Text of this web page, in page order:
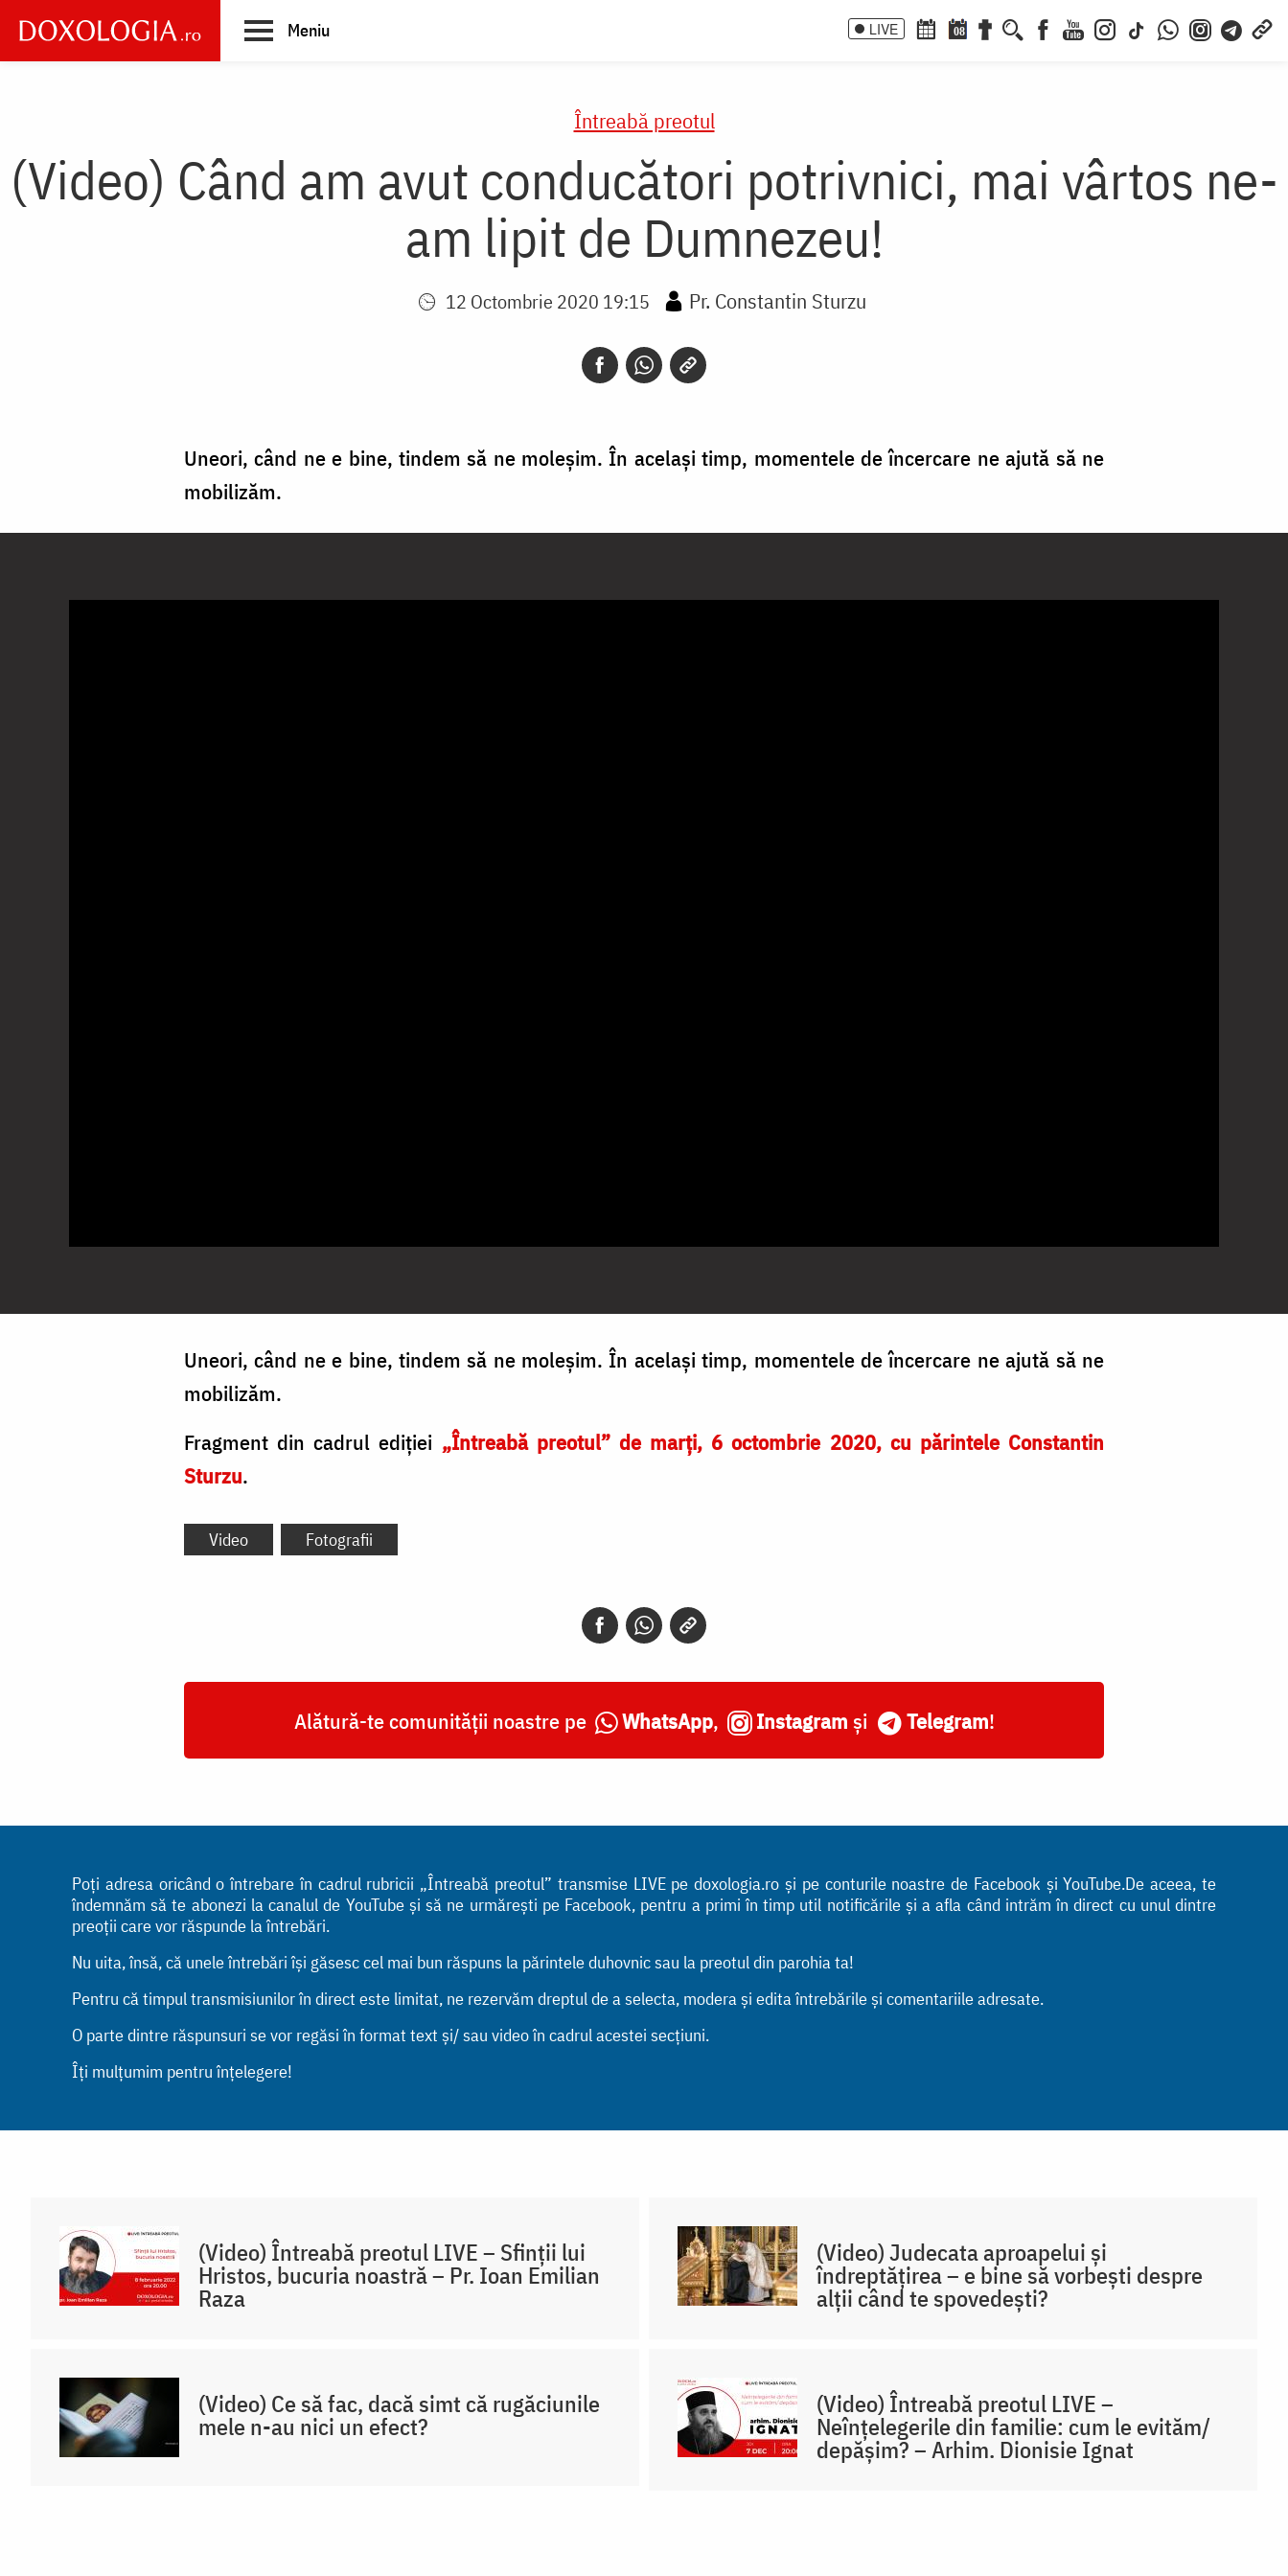
main
Meniu LIVE 08
Întreabă preotul
(Video) Când am avut conducători potrivnici, mai vârtos ne-
am lipit de Dumnezeu!
12 Octombrie 2020 19:15 Pr. Constantin Sturzu
Uneori, când ne e bine, tindem să ne moleșim. În același timp, momentele de încercare ne ajută să ne
mobilizăm.
Uneori, când ne e bine, tindem să ne moleșim. În același timp, momentele de încercare ne ajută să ne
mobilizăm.
Fragment din cadrul ediției „Întreabă preotul” de marți, 6 octombrie 2020, cu părintele Constantin
Sturzu.
Video Fotografii
Alătură-te comunității noastre pe WhatsApp, Instagram și Telegram!
Poți adresa oricând o întrebare în cadrul rubricii „Întreabă preotul” transmise LIVE pe doxologia.ro și pe conturile noastre de Facebook și YouTube.De aceea, te
îndemnăm să te abonezi la canalul de YouTube și să ne urmărești pe Facebook, pentru a primi în timp util notificările și a afla când intrăm în direct cu unul dintre
preoții care vor răspunde la întrebări.
Nu uita, însă, că unele întrebări își găsesc cel mai bun răspuns la părintele duhovnic sau la preotul din parohia ta!
Pentru că timpul transmisiunilor în direct este limitat, ne rezervăm dreptul de a selecta, modera și edita întrebările și comentariile adresate.
O parte dintre răspunsuri se vor regăsi în format text și/ sau video în cadrul acestei secțiuni.
Îți mulțumim pentru înțelegere!
(Video) Întreabă preotul LIVE – Sfinții lui
Hristos, bucuria noastră – Pr. Ioan Emilian
Raza
(Video) Judecata aproapelui și
îndreptățirea – e bine să vorbești despre
alții când te spovedești?
(Video) Ce să fac, dacă simt că rugăciunile
mele n-au nici un efect?
(Video) Întreabă preotul LIVE –
Neînțelegerile din familie: cum le evităm/
depășim? – Arhim. Dionisie Ignat